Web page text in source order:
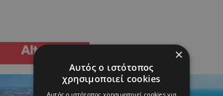
×
Αυτός ο ιστότοπος
χρησιμοποιεί cookies
Αυτός ο ιστότοπος χρησιμοποιεί cookies για